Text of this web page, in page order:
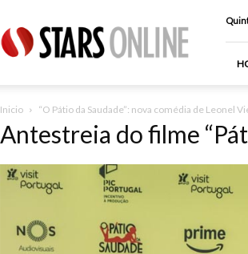
Online
Inicio “O Pátio da Saudade”: nova comédia de Leonel
Antestreia do filme